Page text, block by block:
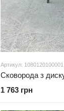
Артикул: 1080120100001
1 763 грн